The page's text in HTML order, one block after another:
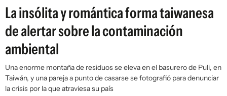
La insólita y romántica forma taiwanesa
de alertar sobre la contaminación
ambiental
Una enorme montaña de residuos se eleva en el basurero de Puli, en
Taiwán, y una pareja a punto de casarse se fotografió para denunciar
la crisis por la que atraviesa su país